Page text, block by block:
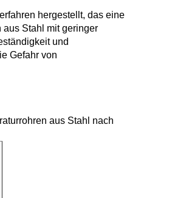
hergestellt, das eine
Stahl mit geringer
und
Gefahr von
aus Stahl nach